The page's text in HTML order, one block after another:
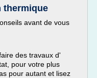
thermique
avant de vous
des travaux d'
pour votre plus
pour autant et lisez